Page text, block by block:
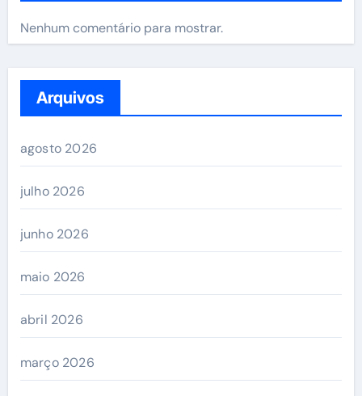
Nenhum comentário para mostrar.
Arquivos
agosto 2026
julho 2026
junho 2026
maio 2026
abril 2026
março 2026